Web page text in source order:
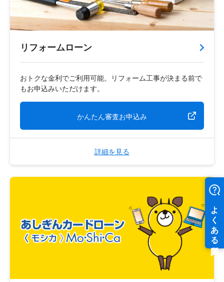
リフォームローン
おトクな金利でご利用可能。リフォーム工事が決まる前で
もお申込みいただけます。
かんたん審査お申込み
詳細を見る